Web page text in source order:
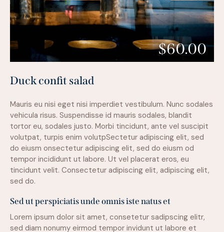
$60.00
Duck confit salad
Mauris eu nisi eget nisi imperdiet vestibulum. Nunc sodales
vehicula risus. Suspendisse id mauris sodales, blandit
tortor eu, sodales justo. Morbi tincidunt, ante vel suscipit
volutpat, turpis enim volutpSectetur adipiscing elit, sed
do eiusm onsectetur adipiscing elit, sed do eiusm od
tempor incididunt ut labore. Ut vel placerat eros, eu
tincidunt velit. Consectetur adipiscing elit, adipiscing elit,
sed do.
Sed ut perspiciatis unde omnis iste natus et
Lorem ipsum dolor sit amet, consetetur sadipscing elitr,
sed diam nonumy eirmod tempor invidunt ut labore et